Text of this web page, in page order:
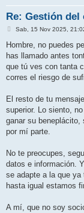
Re: Gestión del
M
n
a
j
Sab, 15 Nov 2025,
Hombre, no puedes
has llamado antes
que tú ves con tanta
corres el riesgo de
El resto de tu
superior. Lo siento,
ganar su
por mí parte.
No te preocupes,
datos e información.
se adapte a la que
hasta igual estamos
A mí, que no soy